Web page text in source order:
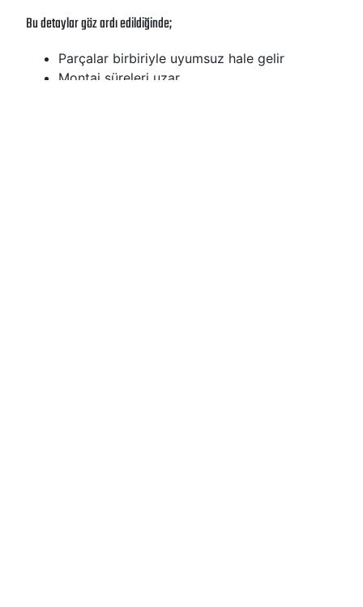
Bu detaylar göz ardı edildiğinde;
Parçalar birbiriyle uyumsuz hale gelir
Montaj süreleri uzar